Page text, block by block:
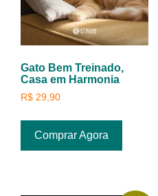
Gato Bem Treinado,
Casa em Harmonia
R$ 29,90
Comprar Agora